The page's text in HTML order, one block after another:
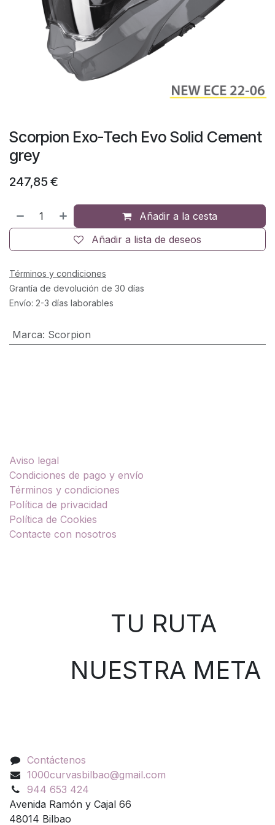
Scorpion Exo-Tech Evo Solid Cement
grey
247,85 €
Añadir a la cesta
Añadir a lista de deseos
Términos y condiciones
Grantía de devolución de 30 días
Envío: 2-3 días laborables
Marca: Scorpion
Aviso legal
Condiciones de pago y envío
Términos y condiciones
Política de privacidad
Política de Cookies
Contacte con nosotros
TU RUTA
NUESTRA META
Contáctenos
1000curvasbilbao@gmail.com
944 653 424
Avenida Ramón y Cajal 66
48014 Bilbao